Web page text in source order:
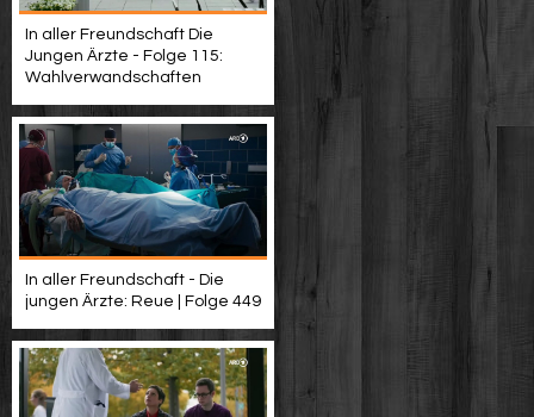
In aller Freundschaft Die
Jungen Ärzte - Folge 115:
Wahlverwandschaften
In aller Freundschaft - Die
jungen Ärzte: Reue | Folge 449